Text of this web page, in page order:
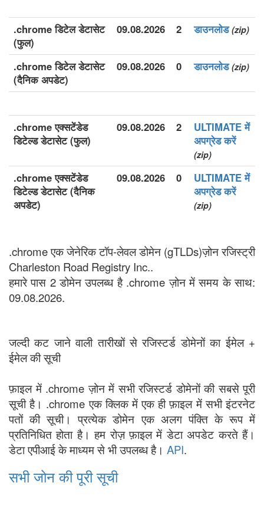
.chrome डिटेल डेटासेट
(फुल)
09.08.2026 2 डाउनलोड (zip)
.chrome डिटेल डेटासेट
(दैनिक अपडेट)
09.08.2026 0 डाउनलोड (zip)
.chrome एक्सटेंडेड
डिटेल्ड डेटासेट (फुल)
09.08.2026 2
ULTIMATE में
अपग्रेड करें
(zip)
.chrome एक्सटेंडेड
डिटेल्ड डेटासेट (दैनिक
अपडेट)
09.08.2026 0
ULTIMATE में
अपग्रेड करें
(zip)
.chrome एक जेनेरिक टॉप-लेवल डोमेन (gTLDs)ज़ोन रजिस्ट्री
Charleston Road Registry Inc..
हमारे पास 2 डोमेन उपलब्ध है .chrome ज़ोन में समय के साथ:
09.08.2026.
जल्दी कट जाने वाली तारीखों से रजिस्टर्ड डोमेनों का ईमेल +
ईमेल की सूची
फ़ाइल में .chrome ज़ोन में सभी रजिस्टर्ड डोमेनों की सबसे पूरी
सूची है। .chrome एक क्लिक में एक ही फ़ाइल में सभी इंटरनेट
पतों की सूची। प्रत्येक डोमेन एक अलग पंक्ति के रूप में
प्रतिनिधित होता है। हम रोज़ फ़ाइल में डेटा अपडेट करते हैं।
डेटा एपीआई के माध्यम से भी उपलब्ध है। API.
सभी जोन की पूरी सूची